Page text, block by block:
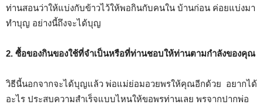
ท่านสอนว่าให้แบ่งกับข้าวไว้ให้พอกินกับคนใน บ้านก่อน ค่อยแบ่งมา
ทำบุญ อย่างนี้ถึงจะได้บุญ
2. ซื้อของกินของใช้ที่จำเป็นหรือที่ท่านชอบให้ท่านตามกำลังของคุณ
วิธีนี้นอกจากจะได้บุญแล้ว พ่อแม่ย่อมอวยพรให้คุณอีกด้วย อยากได้
อะไร ประสบความสำเร็จแบบไหนให้ขอพรท่านเลย พรจากปากพ่อ